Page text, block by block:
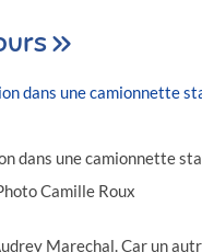
»
dans une camionnette
Camille Roux
Marechal. Car un